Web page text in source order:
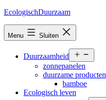
Ga
inhoud
EcologischDuurzaam
Menu Sluiten
Duurzaamheid
menu
zonnepanelen
duurzame producten
bamboe
Ecologisch leven